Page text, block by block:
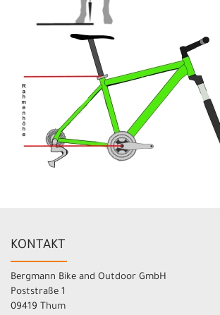
KONTAKT
Bergmann Bike and Outdoor GmbH
Poststraße 1
09419 Thum